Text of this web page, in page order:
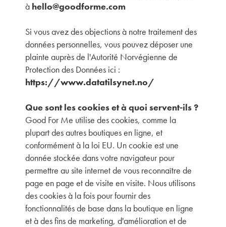
à hello@goodforme.com
Si vous avez des objections à notre traitement des
données personnelles, vous pouvez déposer une
plainte auprès de l'Autorité Norvégienne de
Protection des Données ici :
https://www.datatilsynet.no/
Que sont les cookies et à quoi servent-ils ?
Good For Me utilise des cookies, comme la
plupart des autres boutiques en ligne, et
conformément à la loi EU. Un cookie est une
donnée stockée dans votre navigateur pour
permettre au site internet de vous reconnaître de
page en page et de visite en visite. Nous utilisons
des cookies à la fois pour fournir des
fonctionnalités de base dans la boutique en ligne
et à des fins de marketing, d'amélioration et de